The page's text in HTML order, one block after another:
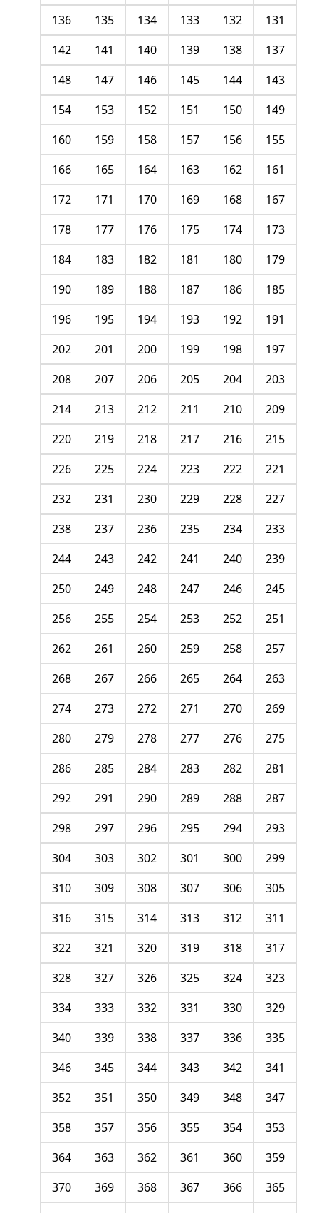
131
132
133
134
135
136
137
138
139
140
141
142
143
144
145
146
147
148
149
150
151
152
153
154
155
156
157
158
159
160
161
162
163
164
165
166
167
168
169
170
171
172
173
174
175
176
177
178
179
180
181
182
183
184
185
186
187
188
189
190
191
192
193
194
195
196
197
198
199
200
201
202
203
204
205
206
207
208
209
210
211
212
213
214
215
216
217
218
219
220
221
222
223
224
225
226
227
228
229
230
231
232
233
234
235
236
237
238
239
240
241
242
243
244
245
246
247
248
249
250
251
252
253
254
255
256
257
258
259
260
261
262
263
264
265
266
267
268
269
270
271
272
273
274
275
276
277
278
279
280
281
282
283
284
285
286
287
288
289
290
291
292
293
294
295
296
297
298
299
300
301
302
303
304
305
306
307
308
309
310
311
312
313
314
315
316
317
318
319
320
321
322
323
324
325
326
327
328
329
330
331
332
333
334
335
336
337
338
339
340
341
342
343
344
345
346
347
348
349
350
351
352
353
354
355
356
357
358
359
360
361
362
363
364
365
366
367
368
369
370